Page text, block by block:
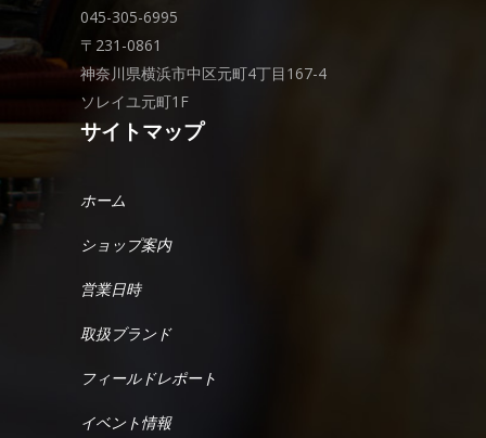
045-305-6995
〒231-0861
神奈川県横浜市中区元町4丁目167-4
ソレイユ元町1F
サイトマップ
ホーム
ショップ案内
営業日時
取扱ブランド
フィールドレポート
イベント情報